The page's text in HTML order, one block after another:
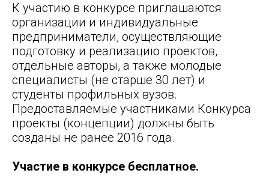
К участию в конкурсе приглашаются
организации и индивидуальные
предприниматели, осуществляющие
подготовку и реализацию проектов,
отдельные авторы, а также молодые
специалисты (не старше 30 лет) и
студенты профильных вузов.
Предоставляемые участниками Конкурса
проекты (концепции) должны быть
созданы не ранее 2016 года.
Участие в конкурсе бесплатное.